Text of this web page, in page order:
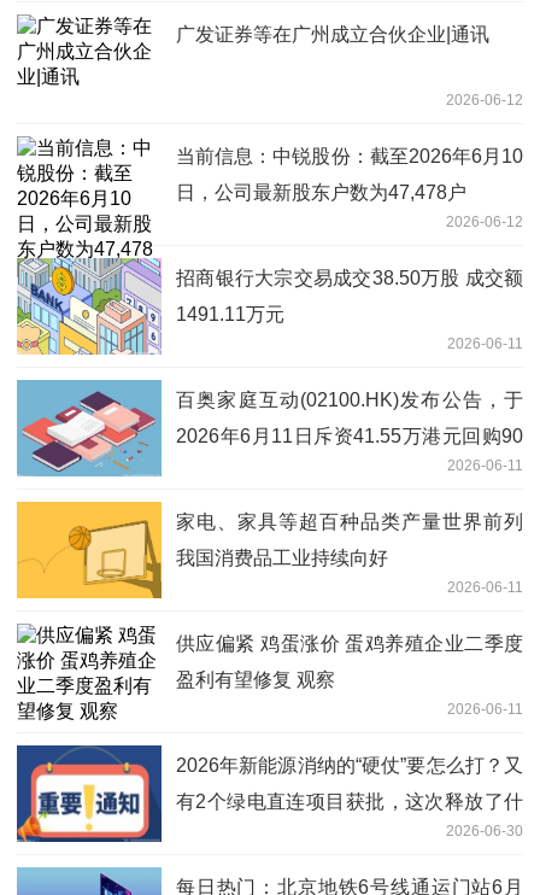
广发证券等在广州成立合伙企业|通讯
2026-06-12
当前信息：中锐股份：截至2026年6月10
日，公司最新股东户数为47,478户
2026-06-12
招商银行大宗交易成交38.50万股 成交额
1491.11万元
2026-06-11
百奥家庭互动(02100.HK)发布公告，于
2026年6月11日斥资41.55万港元回购90
2026-06-11
家电、家具等超百种品类产量世界前列
我国消费品工业持续向好
2026-06-11
供应偏紧 鸡蛋涨价 蛋鸡养殖企业二季度
盈利有望修复 观察
2026-06-11
2026年新能源消纳的“硬仗”要怎么打？又
有2个绿电直连项目获批，这次释放了什
么信号？煤化工、新材料，谁更需要绿
电？
2026-06-30
每日热门：北京地铁6号线通运门站6月